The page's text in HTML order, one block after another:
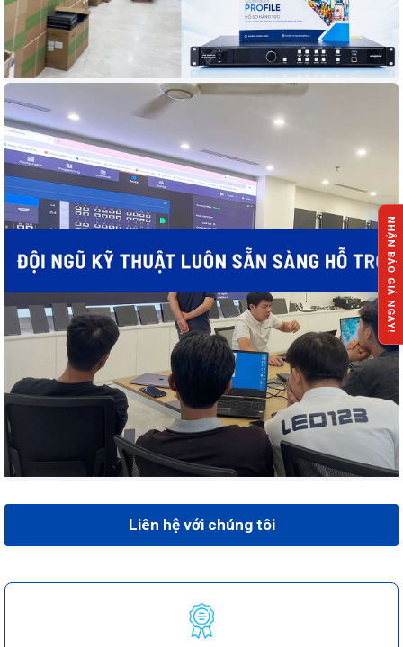
Liên hệ với chúng tôi
NHẬN BÁO GIÁ NGAY!